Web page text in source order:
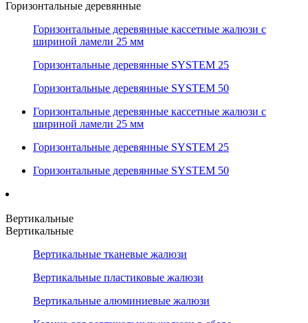
Горизонтальные деревянные
Горизонтальные деревянные кассетные жалюзи с
шириной ламели 25 мм
Горизонтальные деревянные SYSTEM 25
Горизонтальные деревянные SYSTEM 50
Горизонтальные деревянные кассетные жалюзи с
шириной ламели 25 мм
Горизонтальные деревянные SYSTEM 25
Горизонтальные деревянные SYSTEM 50
Вертикальные
Вертикальные
Вертикальные тканевые жалюзи
Вертикальные пластиковые жалюзи
Вертикальные алюминиевые жалюзи